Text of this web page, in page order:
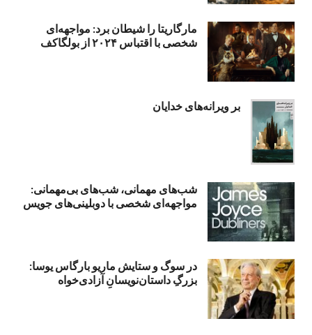
مارگاریتا را شیطان برد: مواجهه‌ای
شخصی با اقتباس ۲۰۲۴ از بولگاکف
بر ویرانه‌های خدایان
شب‌های مهمانی، شب‌های بی‌مهمانی:
مواجهه‌ای شخصی با دوبلینی‌های جویس
در سوگ و ستایش ماریو بارگاس یوسا:
بزرگِ داستان‌نویسانِ آزادی‌خواه